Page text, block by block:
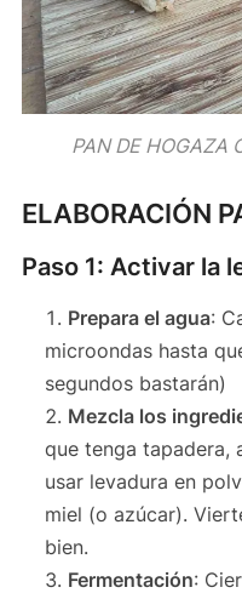
PAN DE HOGAZA
ELABORACIÓN
Paso 1: Activar la
Prepara el agua:
microondas hasta
segundos bastarán)
Mezcla los
que tenga tapadera,
usar levadura en
miel (o azúcar).
bien.
Fermentación: